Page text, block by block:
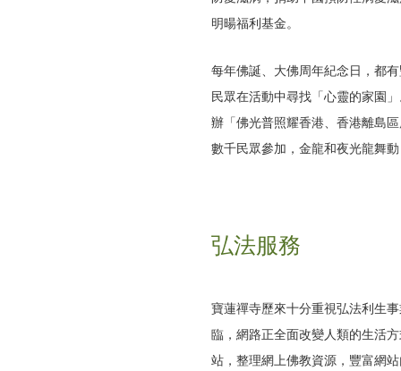
明暘福利基金。
每年佛誕、大佛周年紀念日，都
民眾在活動中尋找「心靈的家園
辦「佛光普照耀香港、香港離島
數千民眾參加，金龍和夜光龍舞
弘法服務
寶蓮禪寺歷來十分重視弘法利生
臨，網路正全面改變人類的生活
站，整理網上佛教資源，豐富網